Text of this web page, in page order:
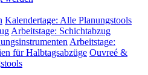
Kalendertage: Alle Planungstools
Arbeitstage: Schichtabzug
Arbeitstage:
für Halbtagsabzüge Ouvreé &